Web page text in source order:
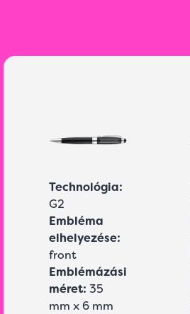
Technológia:
G2
Embléma
elhelyezése:
front
Emblémázási
méret: 35
mm x 6 mm